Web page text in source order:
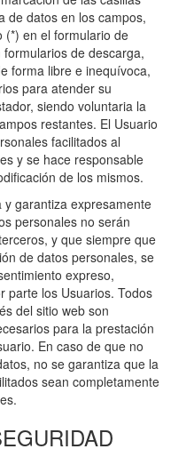
de datos en los campos,
(*) en el formulario de
de descarga,
forma libre e inequívoca,
para atender su
siendo voluntaria la
restantes. El Usuario
facilitados al
y se hace responsable
de los mismos.
y garantiza expresamente
personales no serán
y que siempre que
de datos personales, se
expreso,
parte los Usuarios. Todos
del sitio web son
para la prestación
En caso de que no
no se garantiza que la
sean completamente